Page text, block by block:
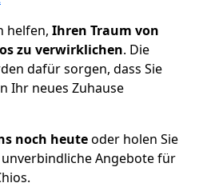
helfen, Ihren Traum von
zu verwirklichen. Die
dafür sorgen, dass Sie
Ihr neues Zuhause
noch heuteoder holen Sie
Angebote für